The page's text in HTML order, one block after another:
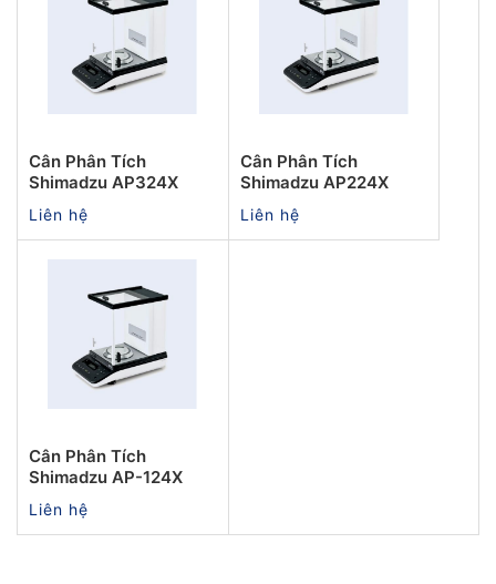
Cân Phân Tích
Shimadzu AP324X
Liên hệ
Cân Phân Tích
Shimadzu AP224X
Liên hệ
Cân Phân Tích
Shimadzu AP-124X
Liên hệ